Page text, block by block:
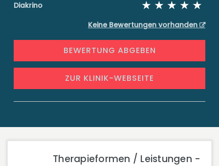
Diakrino
Keine Bewertungen vorhanden
BEWERTUNG ABGEBEN
ZUR KLINIK-WEBSEITE
Therapieformen / Leistungen -